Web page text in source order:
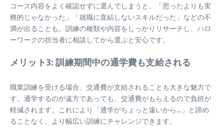
コース内容をよく確認せずに選んでしまうと、「思ったよりも実
務的じゃなかった」「就職に直結しないスキルだった」などの不
満が出ることも。訓練の種類や内容をしっかりリサーチし、ハロ
ーワークの担当者に相談してから選ぶと安心です。
メリット3: 訓練期間中の通学費も支給される
職業訓練を受ける場合、交通費が支給されることも大きな魅力で
す。通学するのが遠方であっても、交通費がもらえるので負担が
軽減されます。これにより「通学がちょっと遠いから…」と諦め
ることなく、より幅広い訓練にチャレンジできます。